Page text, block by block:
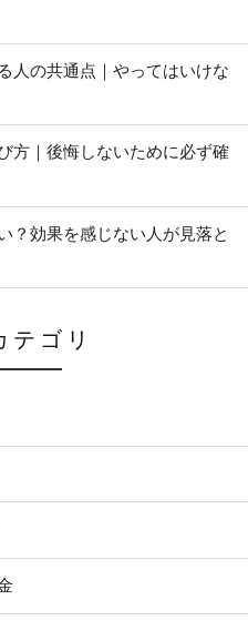
人の共通点｜やってはいけな
方｜後悔しないために必ず確
？効果を感じない人が見落と
テゴリ